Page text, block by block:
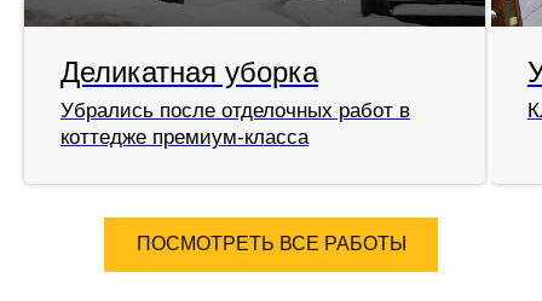
Деликатная уборка
Убрались после отделочных работ в
коттедже премиум-класса
ПОСМОТРЕТЬ ВСЕ РАБОТЫ